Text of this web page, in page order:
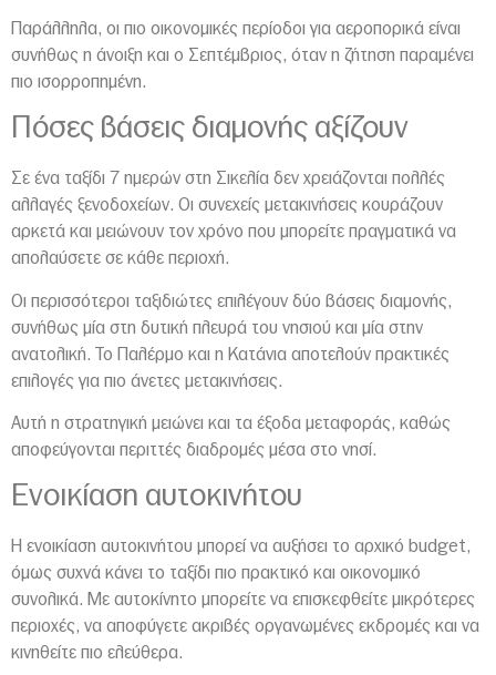
Παράλληλα, οι πιο οικονομικές περίοδοι για αεροπορικά είναι
συνήθως η άνοιξη και ο Σεπτέμβριος, όταν η ζήτηση παραμένει
πιο ισορροπημένη.
Πόσες βάσεις διαμονής αξίζουν
Σε ένα ταξίδι 7 ημερών στη Σικελία δεν χρειάζονται πολλές
αλλαγές ξενοδοχείων. Οι συνεχείς μετακινήσεις κουράζουν
αρκετά και μειώνουν τον χρόνο που μπορείτε πραγματικά να
απολαύσετε σε κάθε περιοχή.
Οι περισσότεροι ταξιδιώτες επιλέγουν δύο βάσεις διαμονής,
συνήθως μία στη δυτική πλευρά του νησιού και μία στην
ανατολική. Το Παλέρμο και η Κατάνια αποτελούν πρακτικές
επιλογές για πιο άνετες μετακινήσεις.
Αυτή η στρατηγική μειώνει και τα έξοδα μεταφοράς, καθώς
αποφεύγονται περιττές διαδρομές μέσα στο νησί.
Ενοικίαση αυτοκινήτου
Η ενοικίαση αυτοκινήτου μπορεί να αυξήσει το αρχικό budget,
όμως συχνά κάνει το ταξίδι πιο πρακτικό και οικονομικό
συνολικά. Με αυτοκίνητο μπορείτε να επισκεφθείτε μικρότερες
περιοχές, να αποφύγετε ακριβές οργανωμένες εκδρομές και να
κινηθείτε πιο ελεύθερα.